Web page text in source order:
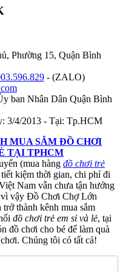
Phường 15, Quận Bình
- (ZALO)
ban Nhân Dân Quận Bình
3/4/2013 - Tại: Tp.HCM
MUA SẮM ĐỒ CHƠI
TẠI TPHCM
(mua hàng đồ chơi trẻ
kiệm thời gian, chi phí đi
Nam vẫn chưa tận hưởng
vậy Đồ Chơi Chợ Lớn
thành kênh mua sắm
đồ chơi trẻ em sỉ và lẻ, tại
đồ chơi cho bé để làm quà
Chúng tôi có tất cả!